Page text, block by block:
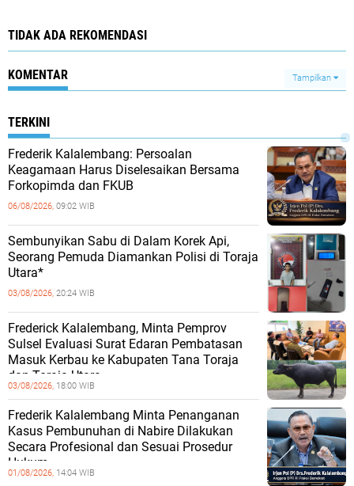
TIDAK ADA REKOMENDASI
KOMENTAR Tampilkan
TERKINI
Frederik Kalalembang: Persoalan
Keagamaan Harus Diselesaikan Bersama
Forkopimda dan FKUB
06/08/2026, 09:02 WIB
Sembunyikan Sabu di Dalam Korek Api,
Seorang Pemuda Diamankan Polisi di Toraja
Utara*
03/08/2026, 20:24 WIB
Frederick Kalalembang, Minta Pemprov
Sulsel Evaluasi Surat Edaran Pembatasan
Masuk Kerbau ke Kabupaten Tana Toraja
dan Toraja Utara
03/08/2026, 18:00 WIB
Frederik Kalalembang Minta Penanganan
Kasus Pembunuhan di Nabire Dilakukan
Secara Profesional dan Sesuai Prosedur
Hukum
01/08/2026, 14:04 WIB